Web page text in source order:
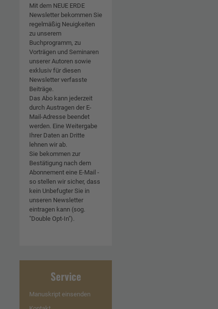
Mit dem NEUE ERDE
Newsletter bekommen Sie
regelmäßig Neuigkeiten
zu unserem
Buchprogramm, zu
Vorträgen und Seminaren
unserer Autoren sowie
exklusiv für diesen
Newsletter verfasste
Beiträge.
Das Abo kann jederzeit
durch Austragen der E-
Mail-Adresse beendet
werden. Eine Weitergabe
Ihrer Daten an Dritte
lehnen wir ab.
Sie bekommen zur
Bestätigung nach dem
Abonnement eine E-Mail -
so stellen wir sicher, dass
kein Unbefugter Sie in
unseren Newsletter
eintragen kann (sog.
"Double Opt-In").
Service
Manuskript einsenden